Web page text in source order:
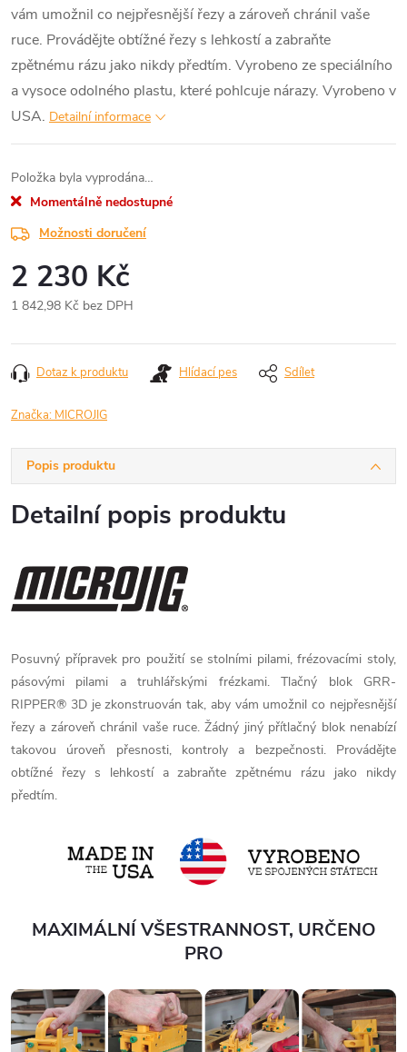
vám umožnil co nejpřesnější řezy a zároveň chránil vaše
ruce. Provádějte obtížné řezy s lehkostí a zabraňte
zpětnému rázu jako nikdy předtím. Vyrobeno ze speciálního
a vysoce odolného plastu, které pohlcuje nárazy. Vyrobeno v
USA. Detailní informace
Položka byla vyprodána…
Momentálně nedostupné
Možnosti doručení
2 230 Kč
1 842,98 Kč bez DPH
cena:
Dotaz k produktu Hlídací pes Sdílet
Značka: MICROJIG
Popis produktu
Detailní popis produktu
Posuvný přípravek pro použití se stolními pilami, frézovacími stoly,
pásovými pilami a truhlářskými frézkami. Tlačný blok GRR-
RIPPER® 3D je zkonstruován tak, aby vám umožnil co nejpřesnější
řezy a zároveň chránil vaše ruce. Žádný jiný přítlačný blok nenabízí
takovou úroveň přesnosti, kontroly a bezpečnosti. Provádějte
obtížné řezy s lehkostí a zabraňte zpětnému rázu jako nikdy
předtím.
MAXIMÁLNÍ VŠESTRANNOST, URČENO
PRO